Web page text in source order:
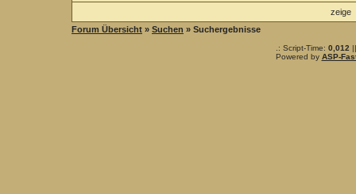
zeige
Forum Übersicht » Suchen » Suchergebnisse
.: Script-Time: 0,012
Powered by ASP-